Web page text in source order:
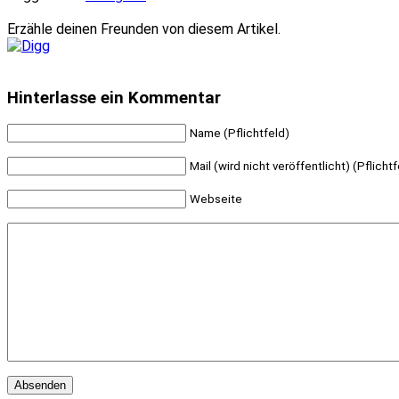
Erzähle deinen Freunden von diesem Artikel.
Hinterlasse ein Kommentar
Name (Pflichtfeld)
Mail (wird nicht veröffentlicht)
Webseite